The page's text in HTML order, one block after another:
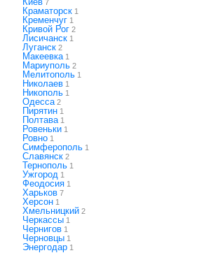
7
Краматорск 1
Кременчуг 1
Кривой Рог 2
Лисичанск 1
Луганск 2
Макеевка 1
Мариуполь 2
Мелитополь 1
Николаев 1
Никополь 1
Одесса 2
Пирятин 1
Полтава 1
Ровеньки 1
Ровно 1
Симферополь 1
Славянск 2
Тернополь 1
Ужгород 1
Феодосия 1
Харьков 7
Херсон 1
Хмельницкий 2
Черкассы 1
Чернигов 1
Черновцы 1
Энергодар 1